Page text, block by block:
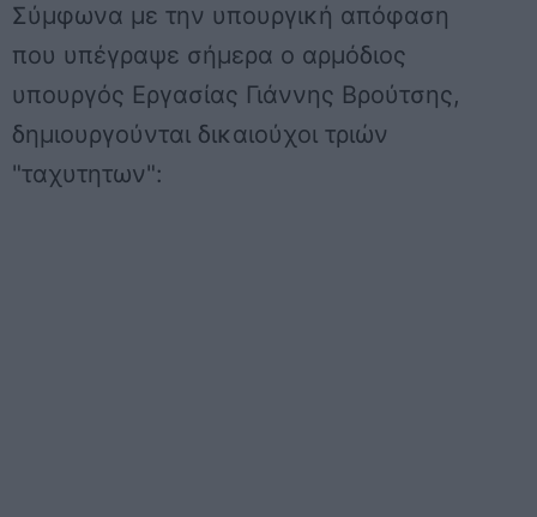
Σύμφωνα με την υπουργική απόφαση
που υπέγραψε σήμερα ο αρμόδιος
υπουργός Εργασίας Γιάννης Βρούτσης,
δημιουργούνται δικαιούχοι τριών
"ταχυτητων":